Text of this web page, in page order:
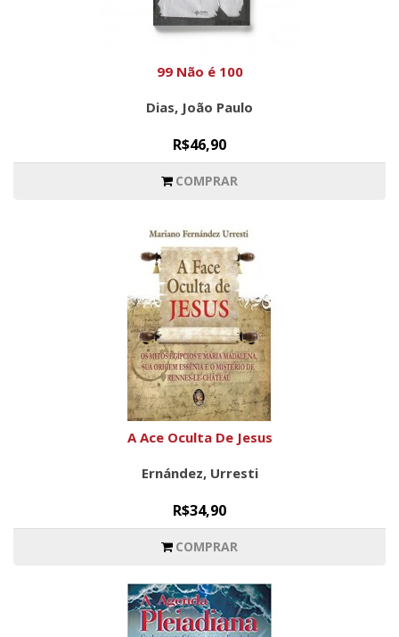
99 Não é 100
Dias, João Paulo
R$46,90
COMPRAR
A Ace Oculta De Jesus
Ernández, Urresti
R$34,90
COMPRAR